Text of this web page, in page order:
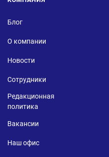
Блог
О компании
Новости
Сотрудники
Редакционная
политика
Вакансии
Наш офис